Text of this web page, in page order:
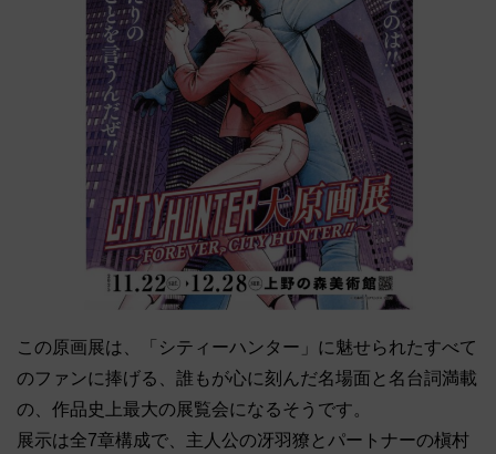
この原画展は、「シティーハンター」に魅せられたすべて
のファンに捧げる、誰もが心に刻んだ名場面と名台詞満載
の、作品史上最大の展覧会になるそうです。
展示は全7章構成で、主人公の冴羽獠とパートナーの槇村